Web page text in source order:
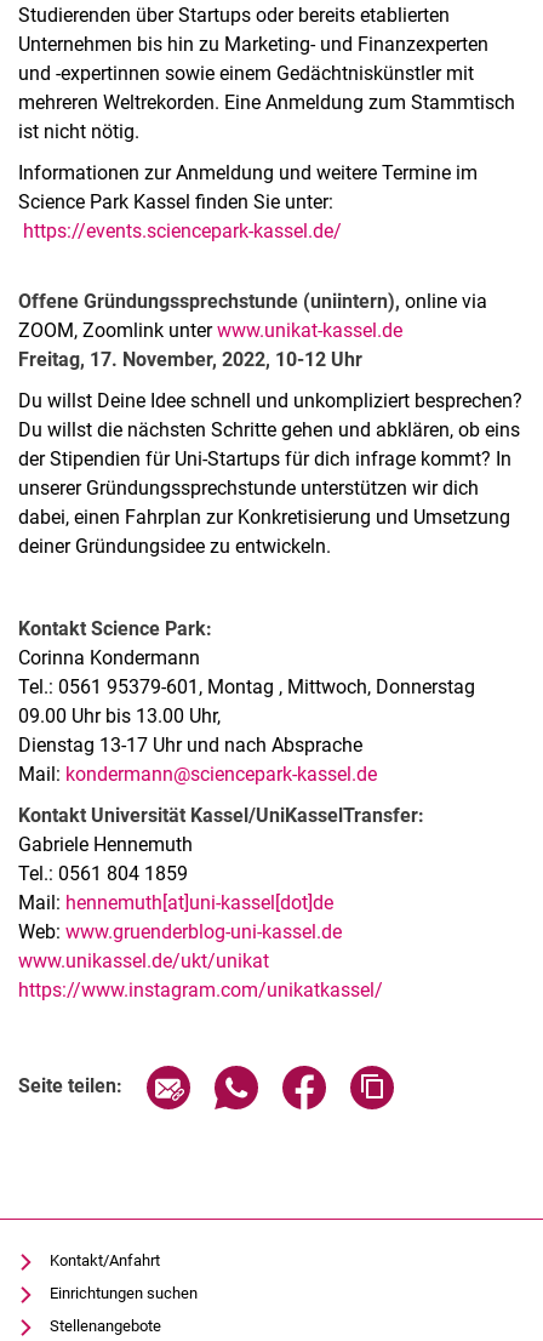
Studierenden über Startups oder bereits etablierten
Unternehmen bis hin zu Marketing- und Finanzexperten
und -expertinnen sowie einem Gedächtniskünstler mit
mehreren Weltrekorden. Eine Anmeldung zum Stammtisch
ist nicht nötig.
Informationen zur Anmeldung und weitere Termine im
Science Park Kassel finden Sie unter:
https://events.sciencepark-kassel.de/
Offene Gründungssprechstunde (uniintern), online via
ZOOM, Zoomlink unterwww.unikat-kassel.de
Freitag, 17. November, 2022, 10-12 Uhr
Du willst Deine Idee schnell und unkompliziert besprechen?
Du willst die nächsten Schritte gehen und abklären, ob eins
der Stipendien für Uni-Startups für dich infrage kommt? In
unserer Gründungssprechstunde unterstützen wir dich
dabei, einen Fahrplan zur Konkretisierung und Umsetzung
deiner Gründungsidee zu entwickeln.
Kontakt Science Park:
Corinna Kondermann
Tel.: 0561 95379-601, Montag , Mittwoch, Donnerstag
09.00 Uhr bis 13.00 Uhr,
Dienstag 13-17 Uhr und nach Absprache
Mail: kondermann@sciencepark-kassel.de
Kontakt Universität Kassel/UniKasselTransfer:
Gabriele Hennemuth
Tel.: 0561 804 1859
Mail: hennemuth[at]uni-kassel[dot]de
Web: www.gruenderblog-uni-kassel.de
www.unikassel.de/ukt/unikat
https://www.instagram.com/unikatkassel/
Seite teilen: Seite über E-Mail teilen
Seite über WhatsApp teilen
Seite über Facebook
Kontakt/Anfahrt
Einrichtungen suchen
Stellenangebote